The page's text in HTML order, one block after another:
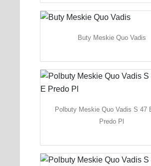
Buty Meskie Quo Vadis
Polbuty Meskie Quo Vadis S 47
Predo Pl